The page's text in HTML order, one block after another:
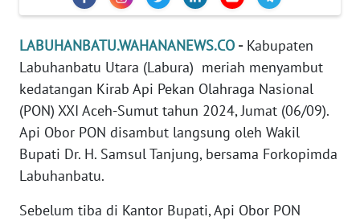
LABUHANBATU.WAHANANEWS.CO -Kabupaten
Labuhanbatu Utara (Labura) meriah menyambut
kedatangan Kirab Api Pekan Olahraga Nasional
(PON) XXI Aceh-Sumut tahun 2024, Jumat (06/09).
Api Obor PON disambut langsung oleh Wakil
Bupati Dr. H. Samsul Tanjung, bersama Forkopimda
Labuhanbatu.
Sebelum tiba di Kantor Bupati, Api Obor PON
REDAKSI
KARIR
DISCLAIMER
Wahana
Regional